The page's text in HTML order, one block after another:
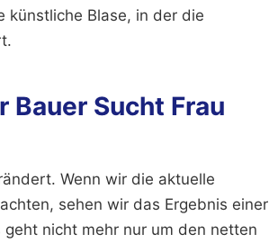
künstliche Blase, in der die
Sucht Frau
Wenn wir die aktuelle
sehen wir das Ergebnis einer
nicht mehr nur um den netten